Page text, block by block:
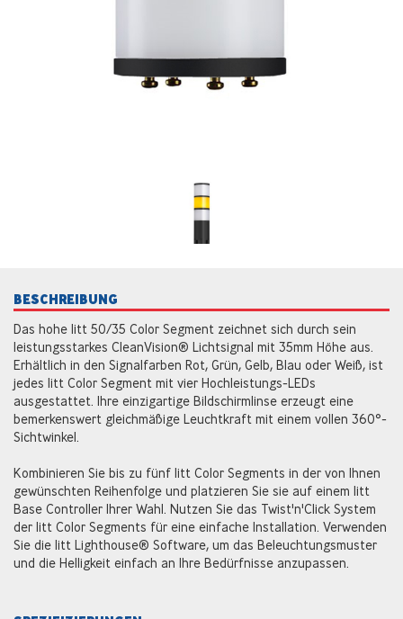
BESCHREIBUNG
Das hohe litt 50/35 Color Segment zeichnet sich durch sein
leistungsstarkes CleanVision® Lichtsignal mit 35mm Höhe aus.
Erhältlich in den Signalfarben Rot, Grün, Gelb, Blau oder Weiß, ist
jedes litt Color Segment mit vier Hochleistungs-LEDs
ausgestattet. Ihre einzigartige Bildschirmlinse erzeugt eine
bemerkenswert gleichmäßige Leuchtkraft mit einem vollen 360°-
Sichtwinkel.
Kombinieren Sie bis zu fünf litt Color Segments in der von Ihnen
gewünschten Reihenfolge und platzieren Sie sie auf einem litt
Base Controller Ihrer Wahl. Nutzen Sie das Twist'n'Click System
der litt Color Segments für eine einfache Installation. Verwenden
Sie die litt Lighthouse® Software, um das Beleuchtungsmuster
und die Helligkeit einfach an Ihre Bedürfnisse anzupassen.